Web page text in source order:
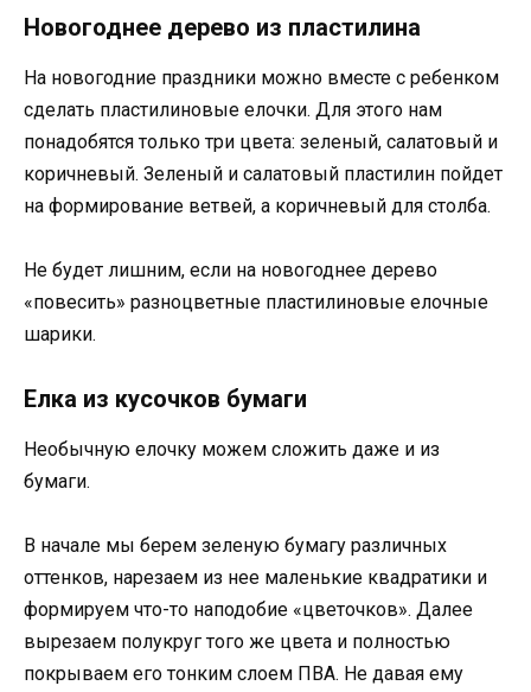
Новогоднее дерево из пластилина
На новогодние праздники можно вместе с ребенком
сделать пластилиновые елочки. Для этого нам
понадобятся только три цвета: зеленый, салатовый и
коричневый. Зеленый и салатовый пластилин пойдет
на формирование ветвей, а коричневый для столба.
Не будет лишним, если на новогоднее дерево
«повесить» разноцветные пластилиновые елочные
шарики.
Елка из кусочков бумаги
Необычную елочку можем сложить даже и из
бумаги.
В начале мы берем зеленую бумагу различных
оттенков, нарезаем из нее маленькие квадратики и
формируем что-то наподобие «цветочков». Далее
вырезаем полукруг того же цвета и полностью
покрываем его тонким слоем ПВА. Не давая ему